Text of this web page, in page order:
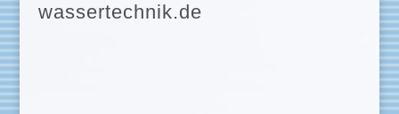
wassertechnik.de